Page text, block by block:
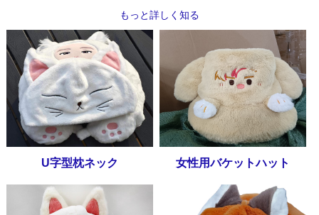
もっと詳しく知る
U字型枕ネック 女性用バケットハット